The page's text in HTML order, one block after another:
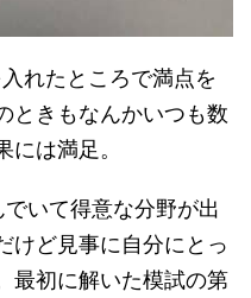
れたところで満点を
ときもなんかいつも数
は満足。
いて得意な分野が出
けど見事に自分にとっ
最初に解いた模試の第